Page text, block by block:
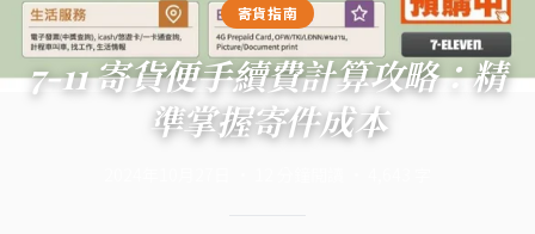
寄貨指南
7-11 寄貨便手續費計算攻略：精
準掌握寄件成本